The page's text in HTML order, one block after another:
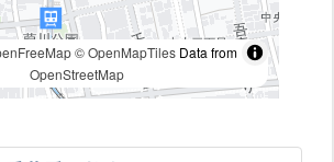
© OpenMapTilesData from
OpenStreetMap